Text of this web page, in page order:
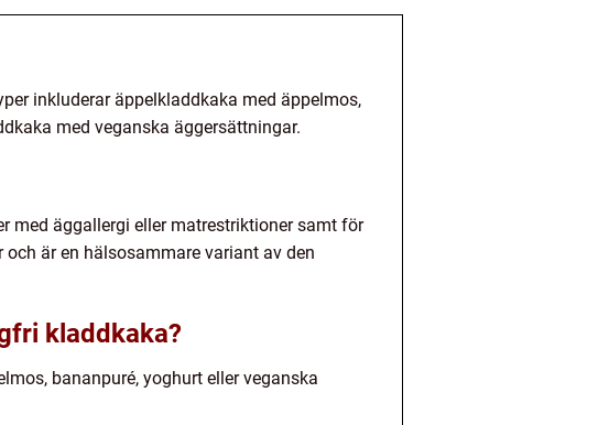
inkluderar äppelkladdkaka med äppelmos,
med veganska äggersättningar.
med äggallergi eller matrestriktioner samt för
är en hälsosammare variant av den
kladdkaka?
bananpuré, yoghurt eller veganska